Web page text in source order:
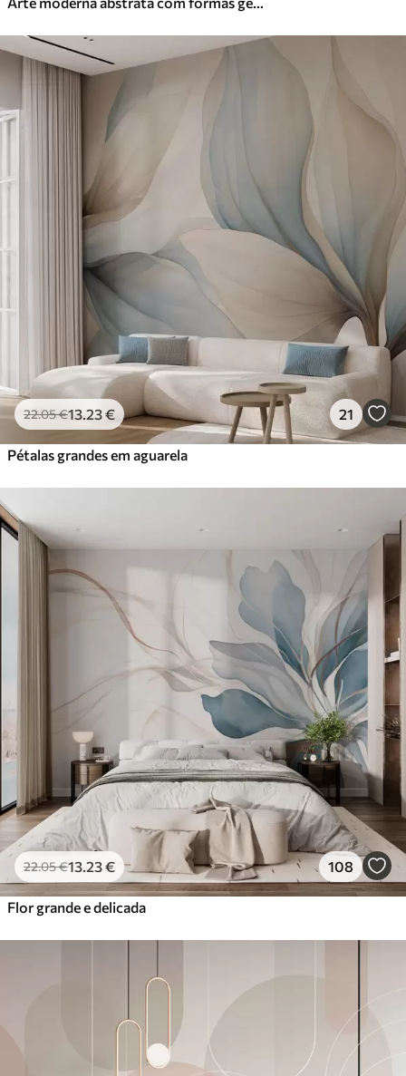
22.05€13.23€ 21
Pétalas grandes em aguarela
22.05€13 .23€ 108
Flor grande e delicada